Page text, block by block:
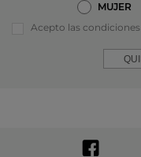
MUJER
Acepto las